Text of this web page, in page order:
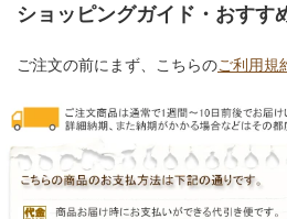
ショッピングガイド・おすす
ご注文の前にまず、こちらのご利用規